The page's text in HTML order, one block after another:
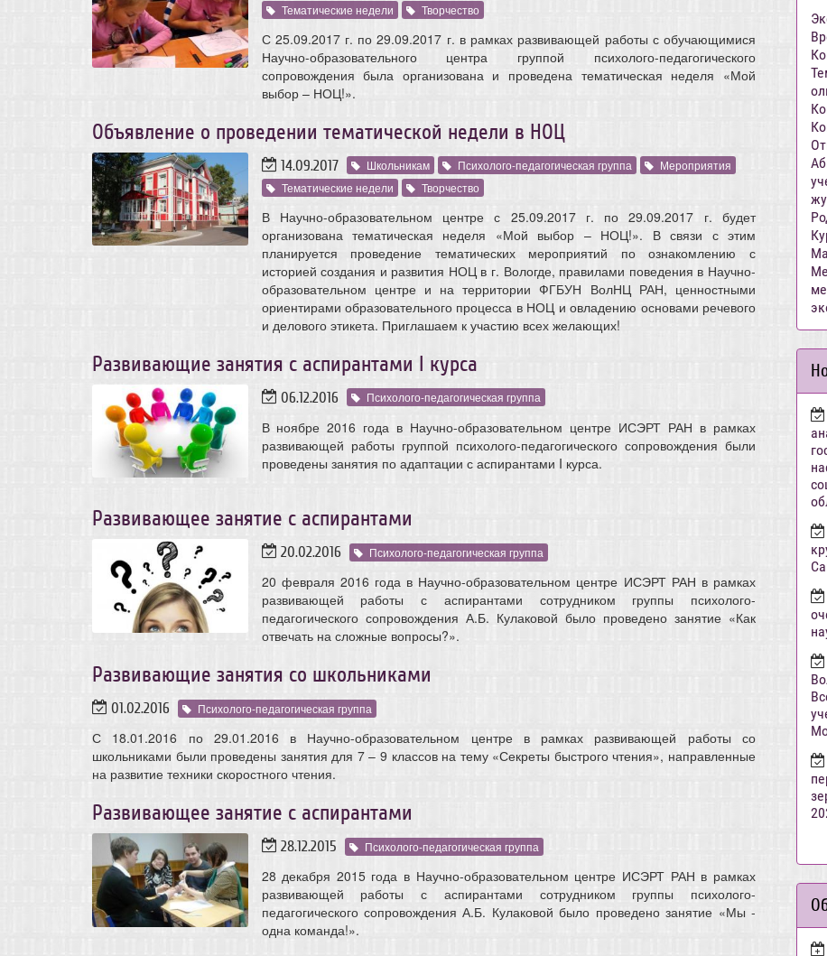
Тематические недели
Творчество
С 25.09.2017 г. по 29.09.2017 г. в рамках развивающей работы с обучающимися
Научно-образовательного центра группой психолого-педагогического
сопровождения была организована и проведена тематическая неделя «Мой
выбор – НОЦ!».
Объявление о проведении тематической недели в НОЦ
14.09.2017 Школьникам Психолого-педагогическая группа
Мероприятия
Тематические недели
Творчество
В Научно-образовательном центре с 25.09.2017 г. по 29.09.2017 г. будет
организована тематическая неделя «Мой выбор – НОЦ!». В связи с этим
планируется проведение тематических мероприятий по ознакомлению с
историей создания и развития НОЦ в г. Вологде, правилами поведения в Научно-
образовательном центре и на территории ФГБУН ВолНЦ РАН, ценностными
ориентирами образовательного процесса в НОЦ и овладению основами речевого
и делового этикета. Приглашаем к участию всех желающих!
Развивающие занятия с аспирантами I курса
06.12.2016 Психолого-педагогическая группа
В ноябре 2016 года в Научно-образовательном центре ИСЭРТ РАН в рамках
развивающей работы группой психолого-педагогического сопровождения были
проведены занятия по адаптации с аспирантами I курса.
Развивающее занятие с аспирантами
20.02.2016 Психолого-педагогическая группа
20 февраля 2016 года в Научно-образовательном центре ИСЭРТ РАН в рамках
развивающей работы с аспирантами сотрудником группы психолого-
педагогического сопровождения А.Б. Кулаковой было проведено занятие «Как
отвечать на сложные вопросы?».
Развивающие занятия со школьниками
01.02.2016 Психолого-педагогическая группа
С 18.01.2016 по 29.01.2016 в Научно-образовательном центре в рамках развивающей работы со
школьниками были проведены занятия для 7 – 9 классов на тему «Секреты быстрого чтения», направленные
на развитие техники скоростного чтения.
Развивающее занятие с аспирантами
28.12.2015 Психолого-педагогическая группа
28 декабря 2015 года в Научно-образовательном центре ИСЭРТ РАН в рамках
развивающей работы с аспирантами сотрудником группы психолого-
педагогического сопровождения А.Б. Кулаковой было проведено занятие «Мы -
одна команда!».